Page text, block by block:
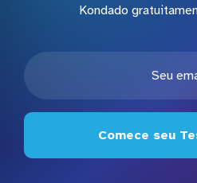
Kondado
Comece seu